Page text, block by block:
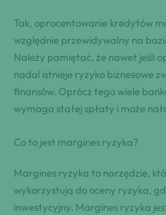
Tak, oprocentowanie kredytów
względnie przewidywalny na
Należy pamiętać, że nawet jeśli
nadal istnieje ryzyko biznesowe
finansów. Oprócz tego wiele
wymaga stałej spłaty i może
Co to jest margines ryzyka?
Margines ryzyka to narzędzie,
wykorzystują do oceny ryzyka,
inwestycyjny. Margines ryzyka